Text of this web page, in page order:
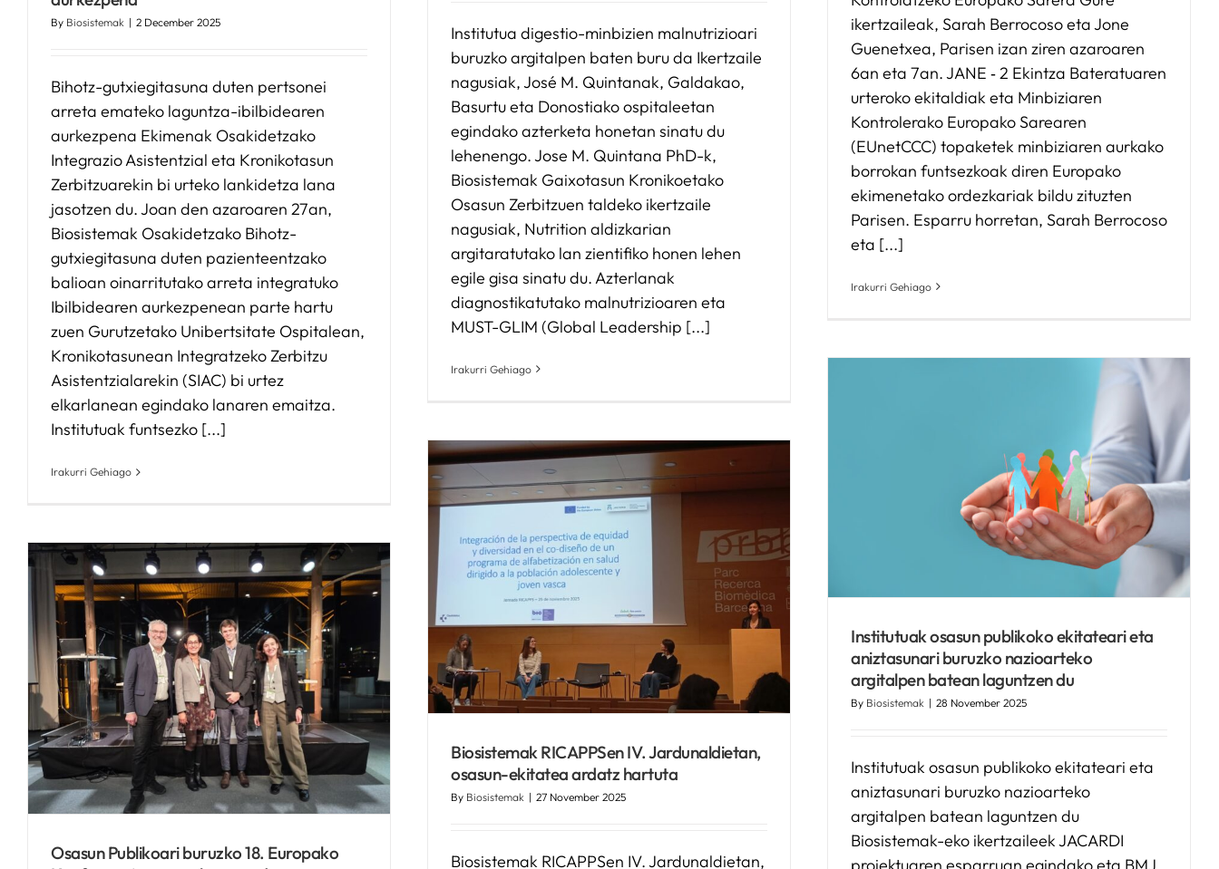
ikertzaileak, Sarah Berrocoso eta Jone
Guenetxea, Parisen izan ziren azaroaren
6an eta 7an. JANE ‑ 2 Ekintza Bateratuaren
urteroko ekitaldiak eta Minbiziaren
Kontrolerako Europako Sarearen
(EUnetCCC) topaketek minbiziaren aurkako
borrokan funtsezkoak diren Europako
ekimenetako ordezkariak bildu zituzten
Parisen. Esparru horretan, Sarah Berrocoso
eta [...]
Irakurri Gehiago
Institutua digestio-minbizien malnutrizioari
buruzko argitalpen baten buru da Ikertzaile
nagusiak, José M. Quintanak, Galdakao,
Basurtu eta Donostiako ospitaleetan
egindako azterketa honetan sinatu du
lehenengo. Jose M. Quintana PhD-k,
Biosistemak Gaixotasun Kronikoetako
Osasun Zerbitzuen taldeko ikertzaile
nagusiak, Nutrition aldizkarian
argitaratutako lan zientifiko honen lehen
egile gisa sinatu du. Azterlanak
diagnostikatutako malnutrizioaren eta
MUST-GLIM (Global Leadership [...]
Irakurri Gehiago
By Biosistemak | 2 December 2025
Bihotz-gutxiegitasuna duten pertsonei
arreta emateko laguntza-ibilbidearen
aurkezpena Ekimenak Osakidetzako
Integrazio Asistentzial eta Kronikotasun
Zerbitzuarekin bi urteko lankidetza lana
jasotzen du. Joan den azaroaren 27an,
Biosistemak Osakidetzako Bihotz-
gutxiegitasuna duten pazienteentzako
balioan oinarritutako arreta integratuko
Ibilbidearen aurkezpenean parte hartu
zuen Gurutzetako Unibertsitate Ospitalean,
Kronikotasunean Integratzeko Zerbitzu
Asistentzialarekin (SIAC) bi urtez
elkarlanean egindako lanaren emaitza.
Institutuak funtsezko [...]
Irakurri Gehiago
Institutuak osasun publikoko
ekitateari eta aniztasunari
buruzko nazioarteko
argitalpen batean laguntzen
du
Kronikguneren albisteak
Institutuak osasun publikoko ekitateari eta
aniztasunari buruzko nazioarteko
argitalpen batean laguntzen du
By Biosistemak | 28 November 2025
Institutuak osasun publikoko ekitateari eta
aniztasunari buruzko nazioarteko
argitalpen batean laguntzen du
Biosistemak-eko ikertzaileek JACARDI
Biosistemak RICAPPSen IV.
Jardunaldietan, osasun-
ekitatea ardatz hartuta
Kronikguneren albisteak
Biosistemak RICAPPSen IV. Jardunaldietan,
osasun-ekitatea ardatz hartuta
By Biosistemak | 27 November 2025
Biosistemak RICAPPSen IV. Jardunaldietan,
Osasun Publikoari buruzko 18. Europako